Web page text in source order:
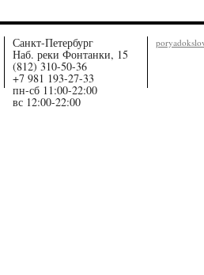
Санкт-Петербург
Наб. реки Фонтанки, 15
(812) 310-50-36
+7 981 193-27-33
пн-сб 11:00-22:00
вс 12:00-22:00